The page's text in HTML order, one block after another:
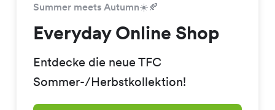
Summer meets Autumn☀️🍂
Everyday Online Shop
Entdecke die neue TFC
Sommer-/Herbstkollektion!